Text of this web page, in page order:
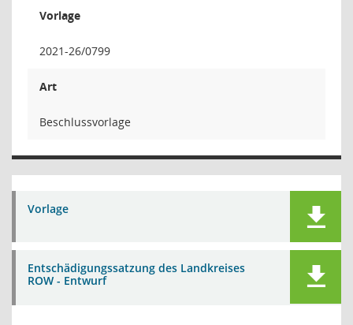
Vorlage
2021-26/0799
Art
Beschlussvorlage
Vorlage
Entschädigungssatzung des Landkreises
ROW - Entwurf